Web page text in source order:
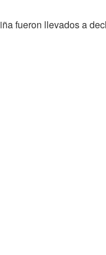
fueron llevados a